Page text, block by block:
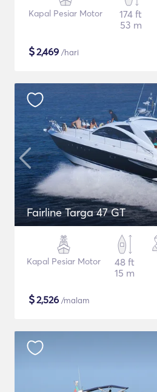
Kapal Pesiar Motor
174 ft
53 m
$2,469 /hari
Fairline Targa 47 GT
Kapal Pesiar Motor
48 ft
15 m
$2,526 /malam